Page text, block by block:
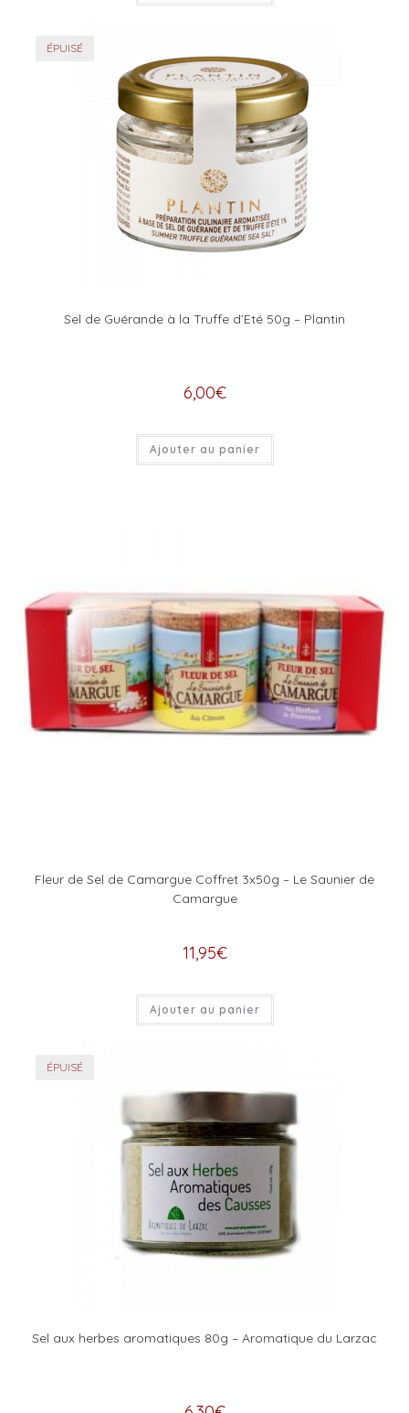
ÉPUISÉ
Sel de Guérande à la Truffe d’Eté 50g – Plantin
6,00€
Ajouter au panier
Fleur de Sel de Camargue Coffret 3x50g – Le Saunier de
Camargue
11,95€
Ajouter au panier
ÉPUISÉ
Sel aux herbes aromatiques 80g – Aromatique du Larzac